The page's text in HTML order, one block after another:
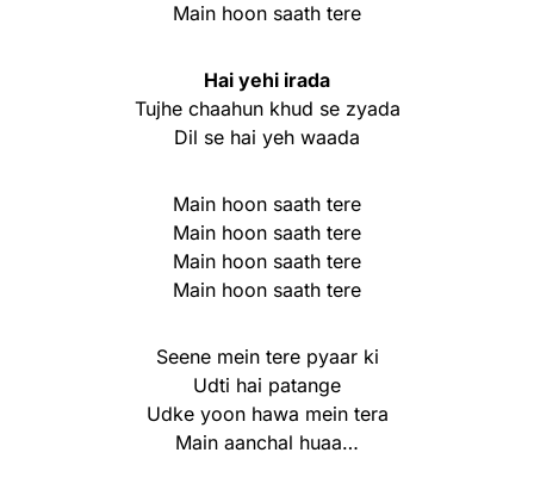
Main hoon saath tere
Hai yehi irada
Tujhe chaahun khud se zyada
Dil se hai yeh waada
Main hoon saath tere
Main hoon saath tere
Main hoon saath tere
Main hoon saath tere
Seene mein tere pyaar ki
Udti hai patange
Udke yoon hawa mein tera
Main aanchal huaa…